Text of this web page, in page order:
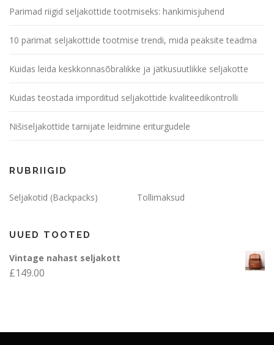
Parimad riigid seljakottide tootmiseks: hankimisjuhend
10 parimat seljakottide tootmise trendi, mida peaksite teadma
Kuidas leida keskkonnasõbralikke ja jätkusuutlikke seljakotte
Kuidas teostada imporditud seljakottide kvaliteedikontrolli
Nišiseljakottide tarnijate leidmine eriturgudele
RUBRIIGID
Seljakotid (Backpacks) Tollimaksud
UUED TOOTED
Vintage nahast seljakott
£149.00